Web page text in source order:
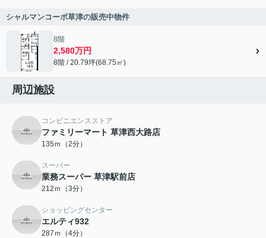
シャルマンコーポ草津の販売中物件
8階
2,580万円
8階 / 20.79坪(68.75㎡)
周辺施設
コンビニエンスストア
ファミリーマート 草津西大路店
135ｍ（2分）
スーパー
業務スーパー 草津駅前店
212ｍ（3分）
ショッピングセンター
エルティ932
287ｍ（4分）